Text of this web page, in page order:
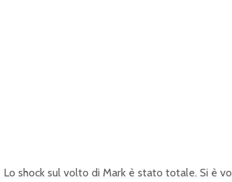
Lo shock sul volto di Mark è stato totale. Si è